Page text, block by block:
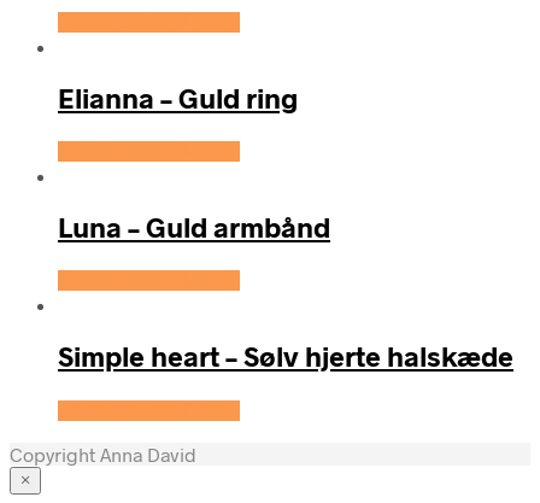
Elianna – Guld ring
Luna – Guld armbånd
Simple heart – Sølv hjerte halskæde
Copyright Anna David
×